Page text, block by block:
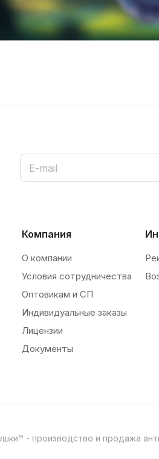
Компания
О компании
Условия сотрудничества
Оптовикам и СП
Индивидуальные заказы
Лицензии
Документы
- производство и продажа